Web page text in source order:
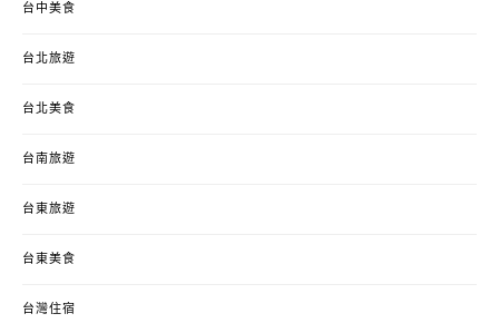
台中美食
台北旅遊
台北美食
台南旅遊
台東旅遊
台東美食
台灣住宿